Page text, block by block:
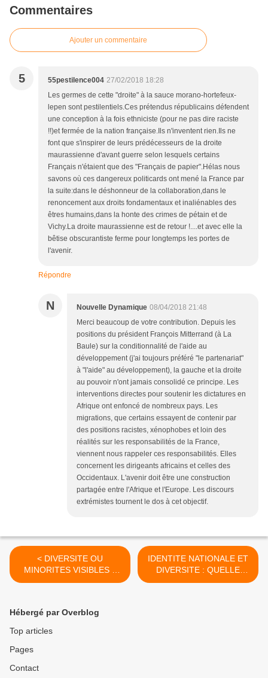
Commentaires
Ajouter un commentaire
5 55pestilence004 27/02/2018 18:28
Les germes de cette "droite" à la sauce morano-hortefeux-
lepen sont pestilentiels.Ces prétendus républicains défendent
une conception à la fois ethniciste (pour ne pas dire raciste
!!)et fermée de la nation française.Ils n'inventent rien.Ils ne
font que s'inspirer de leurs prédécesseurs de la droite
maurassienne d'avant guerre selon lesquels certains
Français n'étaient que des "Français de papier".Hélas nous
savons où ces dangereux politicards ont mené la France par
la suite:dans le déshonneur de la collaboration,dans le
renoncement aux droits fondamentaux et inaliénables des
êtres humains,dans la honte des crimes de pétain et de
Vichy.La droite maurassienne est de retour !....et avec elle la
bêtise obscurantiste ferme pour longtemps les portes de
l'avenir.
Répondre
N Nouvelle Dynamique 08/04/2018 21:48
Merci beaucoup de votre contribution. Depuis les
positions du président François Mitterrand (à La
Baule) sur la conditionnalité de l'aide au
développement (j'ai toujours préféré "le partenariat"
à "l'aide" au développement), la gauche et la droite
au pouvoir n'ont jamais consolidé ce principe. Les
interventions directes pour soutenir les dictatures en
Afrique ont enfoncé de nombreux pays. Les
migrations, que certains essayent de contenir par
des positions racistes, xénophobes et loin des
réalités sur les responsabilités de la France,
viennent nous rappeler ces responsabilités. Elles
concernent les dirigeants africains et celles des
Occidentaux. L'avenir doit être une construction
partagée entre l'Afrique et l'Europe. Les discours
extrémistes tournent le dos à cet objectif.
< DIVERSITE OU
MINORITES VISIBLES ?
PAS DE CONFUSION !
IDENTITE NATIONALE ET
DIVERSITE : QUELLE
FRANCE DU 21EME
Hébergé par Overblog
Top articles
Pages
Contact